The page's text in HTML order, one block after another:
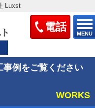
電話
MENU
Luxst
事例をご覧ください
WORKS